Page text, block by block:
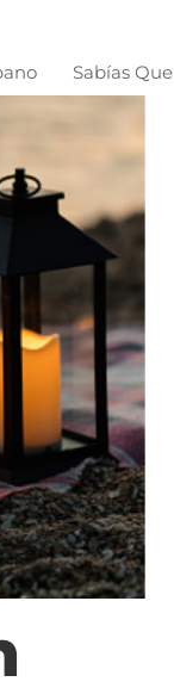
Sabías Que